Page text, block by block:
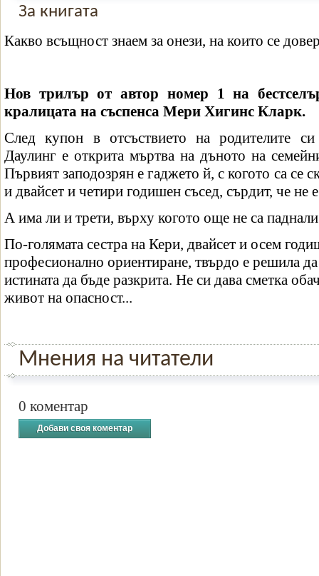
За книгата
Какво всъщност знаем за онези, на които се
Нов трилър от автор номер 1 на
кралицата на съспенса Мери Хигинс Кларк.
След купон в отсъствието на родителите си
Даулинг е открита мъртва на дъното на
Първият заподозрян е гаджето й, с когото са се
и двайсет и четири годишен съсед, сърдит, че не
А има ли и трети, върху когото още не са
По-голямата сестра на Кери, двайсет и осем
професионално ориентиране, твърдо е решила
истината да бъде разкрита. Не си дава сметка
живот на опасност...
Мнения на читатели
0 коментар
Добави своя коментар